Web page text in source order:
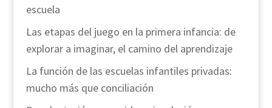
escuela
Las etapas del juego en la primera infancia: de
explorar a imaginar, el camino del aprendizaje
La función de las escuelas infantiles privadas:
mucho más que conciliación